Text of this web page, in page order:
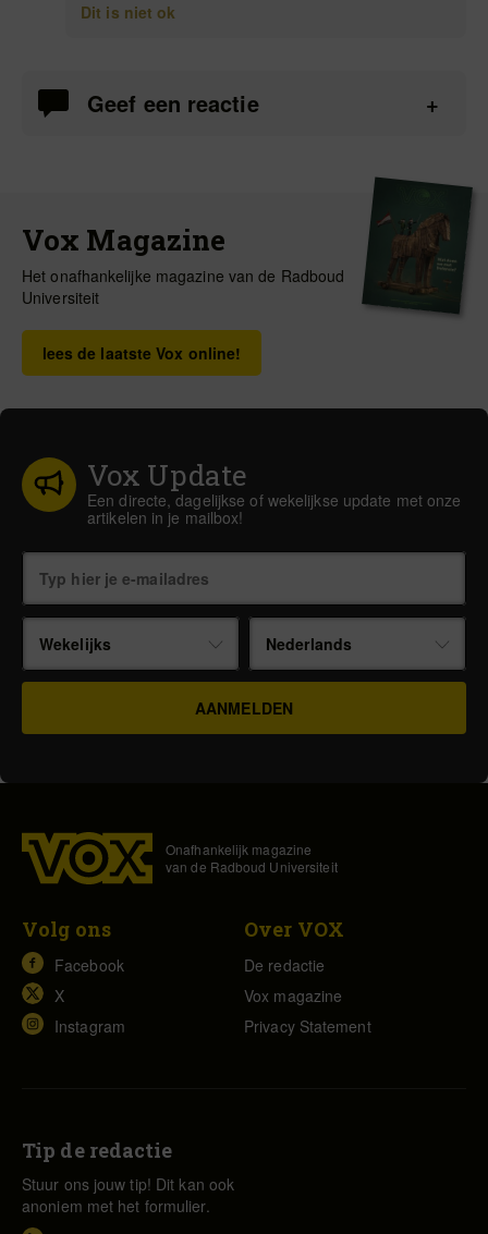
Dit is niet ok
Geef een reactie
Vox Magazine
Het onafhankelijke magazine van de Radboud
Universiteit
lees de laatste Vox online!
Vox Update
Een directe, dagelijkse of wekelijkse update met onze
artikelen in je mailbox!
Wekelijks Nederlands
Onafhankelijk magazine
van de Radboud Universiteit
Volg ons
Facebook
X
Instagram
Over VOX
De redactie
Vox magazine
Privacy Statement
Tip de redactie
Stuur ons jouw tip! Dit kan ook
anoniem met het formulier.